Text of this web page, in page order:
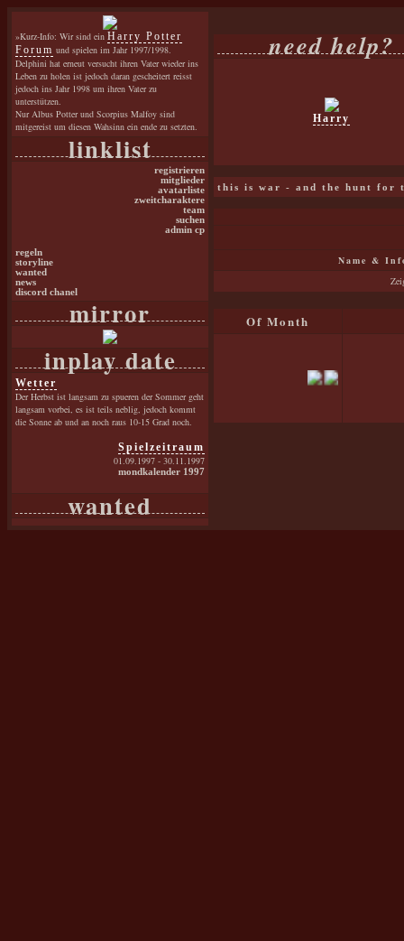
»Kurz-Info: Wir sind ein Harry Potter
Forum und spielen im Jahr 1997/1998.
Delphini hat erneut versucht ihren Vater wieder ins
Leben zu holen ist jedoch daran gescheitert reisst
jedoch ins Jahr 1998 um ihren Vater zu
unterstützen.
Nur Albus Potter und Scorpius Malfoy sind
mitgereist um diesen Wahsinn ein ende zu setzten.
linklist
registrieren
mitglieder
avatarliste
zweitcharaktere
team
suchen
admin cp
regeln
storyline
wanted
news
discord chanel
mirror
inplay date
Wetter
Der Herbst ist langsam zu spueren der Sommer geht
langsam vorbei, es ist teils neblig, jedoch kommt
die Sonne ab und an noch raus 10-15 Grad noch.
Spielzeitraum
01.09.1997 - 30.11.1997
mondkalender 1997
wanted
need help?
Harry
this is war - and the hunt for
Name &
Of Month